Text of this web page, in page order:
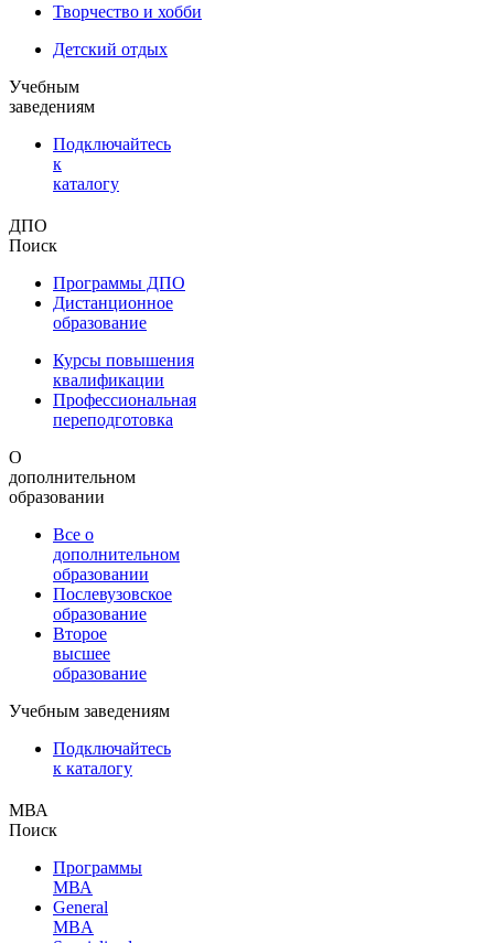
Творчество и хобби
Детский отдых
Учебным
заведениям
Подключайтесь
к
каталогу
ДПО
Поиск
Программы ДПО
Дистанционное
образование
Курсы повышения
квалификации
Профессиональная
переподготовка
О
дополнительном
образовании
Все о
дополнительном
образовании
Послевузовское
образование
Второе
высшее
образование
Учебным заведениям
Подключайтесь
к каталогу
МВА
Поиск
Программы
МВА
General
MBA